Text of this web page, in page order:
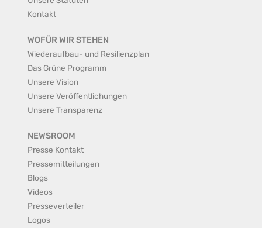
Kontakt
WOFÜR WIR STEHEN
Wiederaufbau- und Resilienzplan
Das Grüne Programm
Unsere Vision
Unsere Veröffentlichungen
Unsere Transparenz
NEWSROOM
Presse Kontakt
Pressemitteilungen
Blogs
Videos
Presseverteiler
Logos